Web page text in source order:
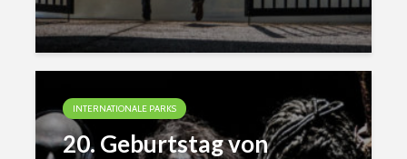
INTERNATIONALE PARKS
20. Geburtstag von